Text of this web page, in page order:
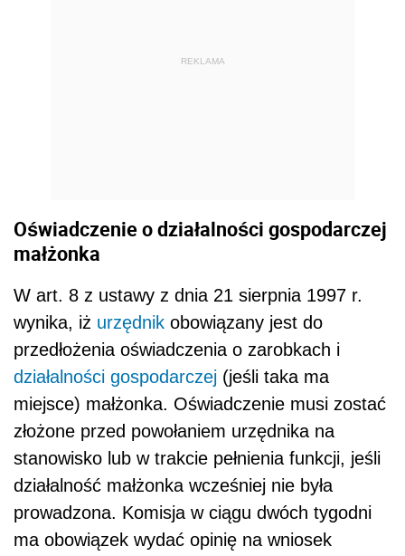
REKLAMA
Oświadczenie o działalności gospodarczej
małżonka
W art. 8 z ustawy z dnia 21 sierpnia 1997 r.
wynika, iż urzędnik obowiązany jest do
przedłożenia oświadczenia o zarobkach i
działalności gospodarczej (jeśli taka ma
miejsce) małżonka. Oświadczenie musi zostać
złożone przed powołaniem urzędnika na
stanowisko lub w trakcie pełnienia funkcji, jeśli
działalność małżonka wcześniej nie była
prowadzona. Komisja w ciągu dwóch tygodni
ma obowiązek wydać opinię na wniosek